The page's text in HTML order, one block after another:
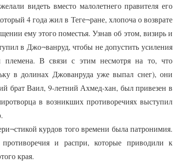
видеть вместо малолетнего правителя его
4 года жил в Теге¬ране, хлопоча о возврате
ему этого поместья. Узнав об этом, визирь и
в Джо¬ванруд, чтобы не допустить усиления
племена. В связи с этим несмотря на то, что
в долинах Джованруда уже выпал снег), они
брат Ваил, 9-летний Ахмед-хан, был привезен в
в возникших противоречиях выступил
курдов того времени была патронимия.
и распри, которые приводили к
края.